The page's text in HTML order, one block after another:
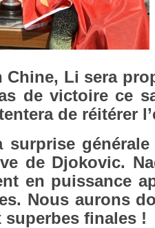
Chine, Li sera
de vic­toire ce
de réitérer
sur­pr­ise
de Djokovic.
en puis­sance
Nous aurons
super­bes fin­ales !